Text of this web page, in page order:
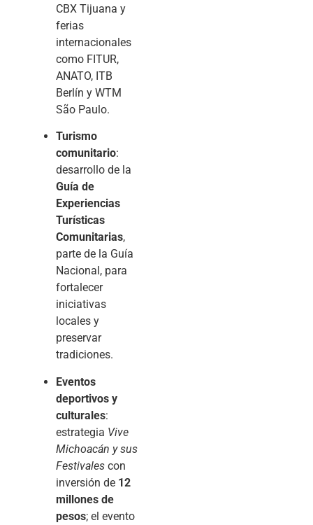
CBX Tijuana y
ferias
internacionales
como FITUR,
ANATO, ITB
Berlín y WTM
São Paulo.
Turismo
comunitario:
desarrollo de la
Guía de
Experiencias
Turísticas
Comunitarias,
parte de la Guía
Nacional, para
fortalecer
iniciativas
locales y
preservar
tradiciones.
Eventos
deportivos y
culturales:
estrategia Vive
Michoacán y sus
Festivales con
inversión de 12
millones de
pesos; el evento